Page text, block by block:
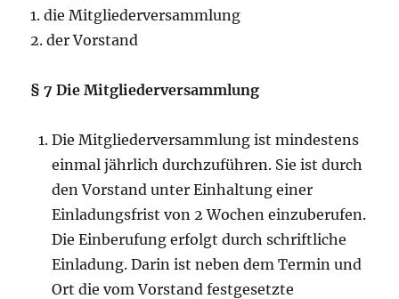
1. die Mitgliederversammlung
2. der Vorstand
§ 7 Die Mitgliederversammlung
Die Mitgliederversammlung ist mindestens
einmal jährlich durchzuführen. Sie ist durch
den Vorstand unter Einhaltung einer
Einladungsfrist von 2 Wochen einzuberufen.
Die Einberufung erfolgt durch schriftliche
Einladung. Darin ist neben dem Termin und
Ort die vom Vorstand festgesetzte